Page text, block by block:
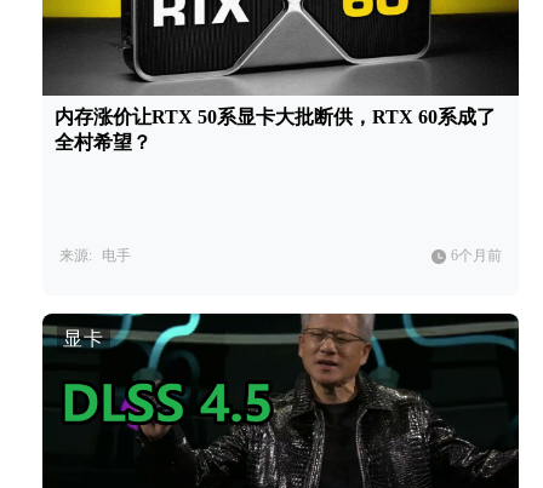
内存涨价让RTX 50系显卡大批断供，RTX 60系成了
全村希望？
来源: 电手 6个月前
显卡